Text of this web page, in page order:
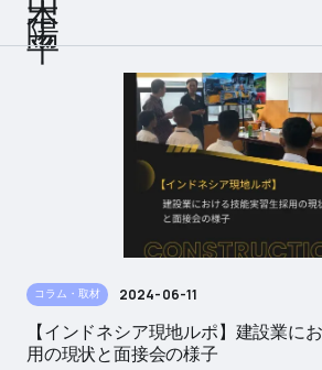
コラム・取材 2024-06-11
【インドネシア現地ルポ】建設業に
用の現状と面接会の様子